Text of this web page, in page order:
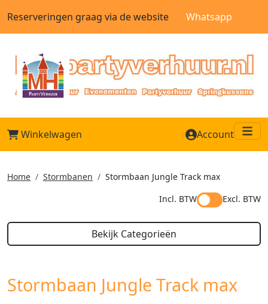
Reserveringen graag via de website Whatsapp
Winkelwagen Account
Home Stormbanen
Stormbaan Jungle Track max
Incl. BTW
Excl. BTW
Bekijk Categorieën
Stormbaan Jungle Track max